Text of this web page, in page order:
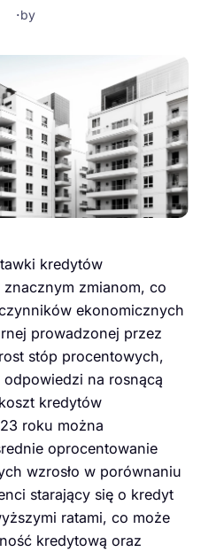
·by
kredytów
zmianom, co
ekonomicznych
prowadzonej przez
stóp procentowych,
odpowiedzi na rosnącą
kredytów
roku można
oprocentowanie
wzrosło w porównaniu
starający się o kredyt
ratami, co może
kredytową oraz